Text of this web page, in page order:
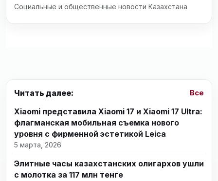
Социальные и общественные новости Казахстана
Читать далее: Все
Xiaomi представила Xiaomi 17 и Xiaomi 17 Ultra:
флагманская мобильная съемка нового
уровня с фирменной эстетикой Leica
5 марта, 2026
Элитные часы казахстанских олигархов ушли
с молотка за 117 млн тенге